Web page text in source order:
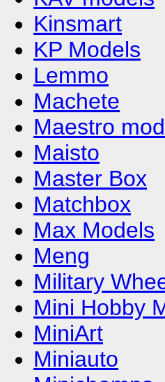
Kinsmart
KP Models
Lemmo
Machete
Maestro
Maisto
Master Box
Matchbox
Max Models
Meng
Military
Mini Hobby
MiniArt
Miniauto